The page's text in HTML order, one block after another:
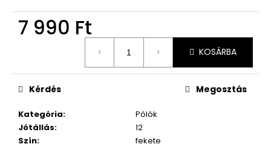
7 990 Ft
KOSÁRBA
Kategória:
Pólók
Jótállás:
12
Szín:
fekete
Kérdés Megosztás